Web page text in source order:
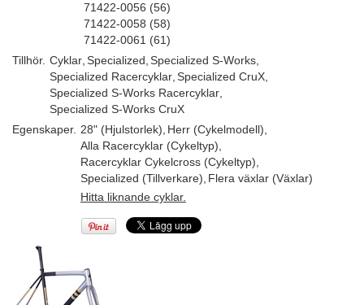
71422-0056 (56)
71422-0058 (58)
71422-0061 (61)
Tillhör. Cyklar Specialized Specialized S-Works
Specialized Racercyklar Specialized CruX
Specialized S-Works Racercyklar
Specialized S-Works CruX
Egenskaper. 28" (Hjulstorlek) Herr (Cykelmodell)
Alla Racercyklar (Cykeltyp)
Racercyklar Cykelcross (Cykeltyp)
Specialized (Tillverkare) Flera växlar (Växlar)
Hitta liknande cyklar.